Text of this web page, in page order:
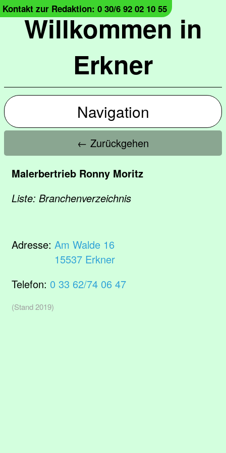
Willkommen in
Erkner
Kontakt zur Redaktion: 0 30/6 92 02 10 55
Navigation
← Zurückgehen
Malerbertrieb Ronny Moritz
Liste: Branchenverzeichnis
Adresse: Am Walde 16
15537 Erkner
Telefon: 0 33 62/74 06 47
(Stand 2019)